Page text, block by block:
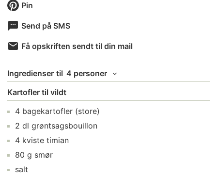
Pin
Send på SMS
Få opskriften sendt til din mail
Ingredienser til 4 personer
Kartofler til vildt
4 bagekartofler (store)
2 dl grøntsagsbouillon
4 kviste timian
80 g smør
salt